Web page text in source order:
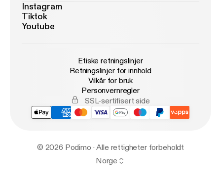
Instagram
Tiktok
Youtube
Etiske retningslinjer
Retningslinjer for innhold
Vilkår for bruk
Personvernregler
SSL-sertifisert side
© 2026 Podimo · Alle rettigheter forbeholdt
Norge